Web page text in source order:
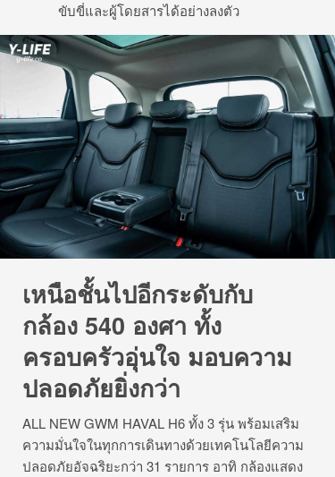
ขับขี่และผู้โดยสารได้อย่างลงตัว
เหนือชั้นไปอีกระดับกับ
กล้อง 540 องศา ทั้ง
ครอบครัวอุ่นใจ มอบความ
ปลอดภัยยิ่งกว่า
ALL NEW GWM HAVAL H6 ทั้ง 3 รุ่น พร้อมเสริม
ความมั่นใจในทุกการเดินทางด้วยเทคโนโลยีความ
ปลอดภัยอัจฉริยะกว่า 31 รายการ อาทิ กล้องแสดง